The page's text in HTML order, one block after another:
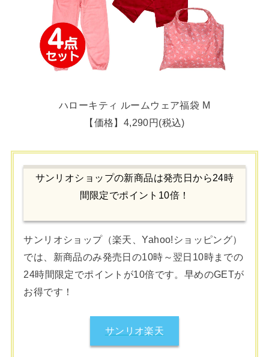
ハローキティ ルームウェア福袋 M
【価格】4,290円(税込)
サンリオショップの新商品は発売日から24時
間限定でポイント10倍！
サンリオショップ（楽天、Yahoo!ショッピング）
では、新商品のみ発売日の10時～翌日10時までの
24時間限定でポイントが10倍です。早めのGETが
お得です！
サンリオ楽天